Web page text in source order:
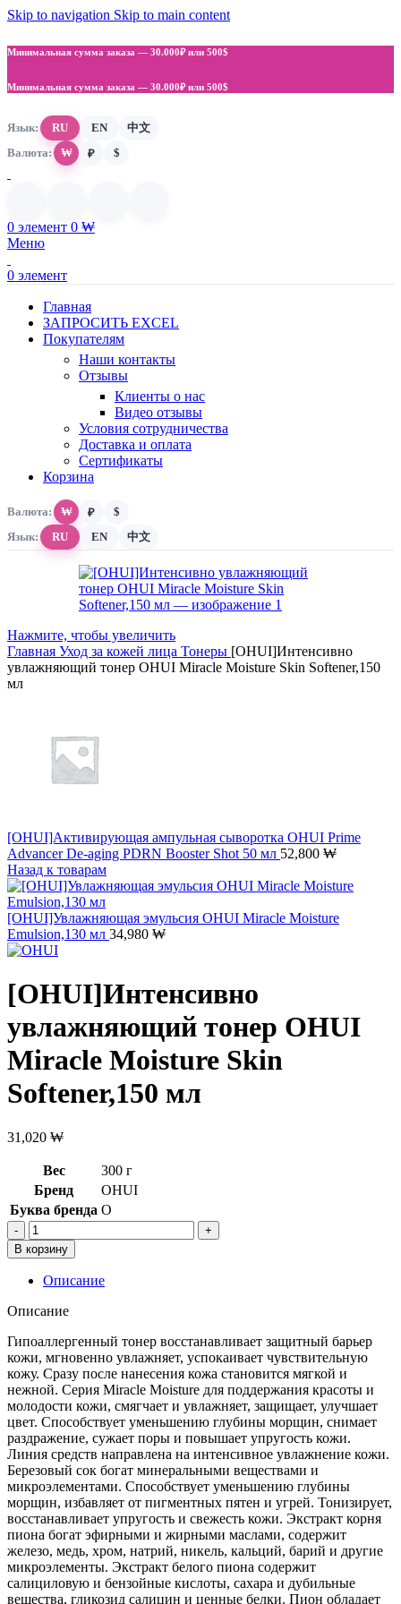
Skip to navigation Skip to main content
Минимальная сумма заказа — 30.000₽ или 500$
Минимальная сумма заказа — 30.000₽ или 500$
Язык: RU EN
中文
Валюта:
₩ ₽ $
0 элемент 0 ₩
Меню
0 элемент
Главная
ЗАПРОСИТЬ EXCEL
Покупателям
Наши контакты
Отзывы
Клиенты о нас
Видео отзывы
Условия сотрудничества
Доставка и оплата
Сертификаты
Корзина
Валюта: ₩ ₽
$
Язык:
RU EN 中文
Нажмите, чтобы увеличить
Главная Уход за кожей лица Тонеры [OHUI]Интенсивно
увлажняющий тонер OHUI Miracle Moisture Skin Softener,150
мл
[OHUI]Активирующая ампульная сыворотка OHUI Prime
Advancer De-aging PDRN Booster Shot 50 мл 52,800 ₩
Назад к товарам
[OHUI]Увлажняющая эмульсия OHUI Miracle Moisture
Emulsion,130 мл 34,980 ₩
[OHUI]Интенсивно
увлажняющий тонер OHUI
Miracle Moisture Skin
Softener,150 мл
31,020 ₩
Вес
300 г
Бренд
OHUI
Буква бренда O
Количество
товара
[OHUI]Интенсивно
увлажняющий
тонер
OHUI
Moisture
Skin
Softener,150
мл
В корзину
Описание
Описание
Гипоаллергенный тонер восстанавливает защитный барьер
кожи, мгновенно увлажняет, успокаивает чувствительную
кожу. Сразу после нанесения кожа становится мягкой и
нежной. Серия Miracle Moisture для поддержания красоты и
молодости кожи, смягчает и увлажняет, защищает, улучшает
цвет. Способствует уменьшению глубины морщин, снимает
раздражение, сужает поры и повышает упругость кожи.
Линия средств направлена на интенсивное увлажнение кожи.
Березовый сок богат минеральными веществами и
микроэлементами. Способствует уменьшению глубины
морщин, избавляет от пигментных пятен и угрей. Тонизирует,
восстанавливает упругость и свежесть кожи. Экстракт корня
пиона богат эфирными и жирными маслами, содержит
железо, медь, хром, натрий, никель, кальций, барий и другие
микроэлементы. Экстракт белого пиона содержит
салициловую и бензойные кислоты, сахара и дубильные
вещества, гликозид салицин и ценные белки. Пион обладает